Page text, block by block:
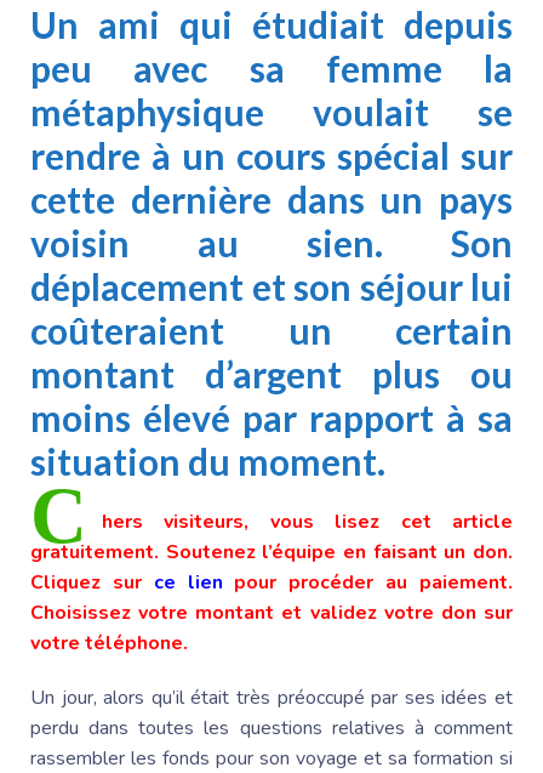
Un ami qui étudiait depuis
peu avec sa femme la
métaphysique voulait se
rendre à un cours spécial sur
cette dernière dans un pays
voisin au sien. Son
déplacement et son séjour lui
coûteraient un certain
montant d’argent plus ou
moins élevé par rapport à sa
situation du moment.
C
hers visiteurs, vous lisez cet article
gratuitement. Soutenez l’équipe en faisant un don.
Cliquez sur ce lien pour procéder au paiement.
Choisissez votre montant et validez votre don sur
votre téléphone.
Un jour, alors qu’il était très préoccupé par ses idées et
perdu dans toutes les questions relatives à comment
rassembler les fonds pour son voyage et sa formation si